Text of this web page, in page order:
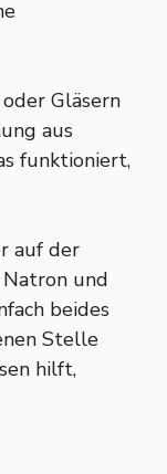
Gläsern
aus
funktioniert,
auf der
und
beides
Stelle
hilft,